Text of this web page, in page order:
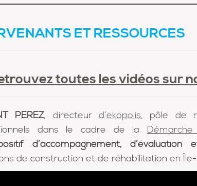
ET RESSOURCES
toutes les vidéos sur
PEREZ, directeur d’ekopolis, pôle de
dans le cadre de la
d’accompagnement, d’évaluation
de construction et de réhabilitation en